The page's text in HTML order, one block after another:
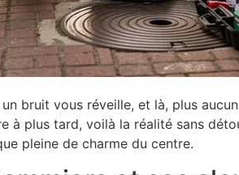
bruit vous réveille, et là, plus
à plus tard, voilà la réalité sans
pleine de charme du centre.